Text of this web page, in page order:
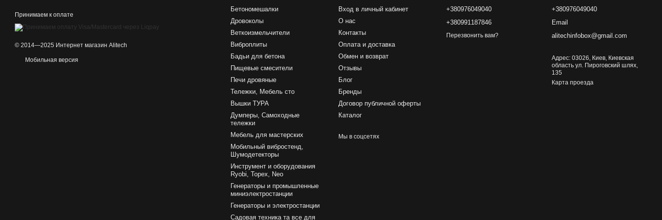
Принимаем к оплате
© 2014—2025 Интернет магазин Alitech
Мобильная версия
Бетономешалки
Дровоколы
Веткоизмельчители
Виброплиты
Бадьи для бетона
Пищевые смесители
Печи дровяные
Тележки, Мебель сто
Вышки ТУРА
Думперы, Самоходные
тележки
Мебель для мастерских
Мобильный вибростенд,
Шумодетекторы
Инструмент и оборудования
Ryobi, Topex, Neo
Генераторы и промышленные
миниэлектростанции
Генераторы и электростанции
Садовая техника та все для
Вход в личный кабинет
О нас
Контакты
Оплата и доставка
Обмен и возврат
Отзывы
Блог
Бренды
Договор публичной оферты
Каталог
Мы в соцсетях
+380976049040
+380991187846
Перезвонить вам?
+380976049040
Email
alitechinfobox@gmail.com
Адрес: 03026, Киев, Киевская
область ул. Пироговский шлях,
135
Карта проезда